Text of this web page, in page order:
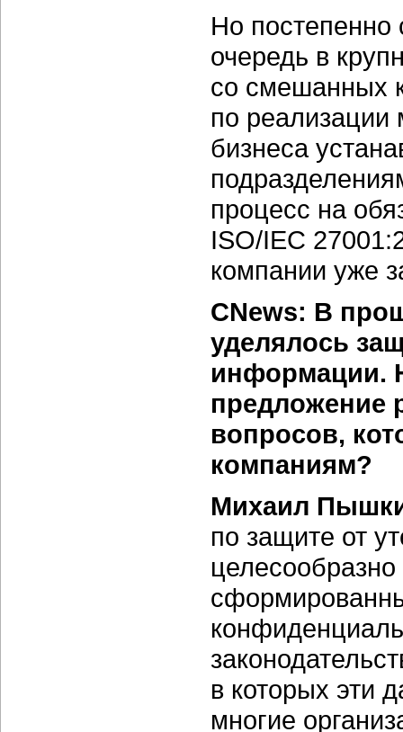
Но постепенно
очередь в
со смешанных
по реализации
бизнеса
процесс на
ISO/IEC
компании уже
CNews: В
уделялось
информации.
предложение
вопросов,
компаниям?
Михаил
по защите от
целесообразно
в которых эти
многие